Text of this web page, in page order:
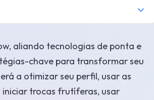
aliando tecnologias de ponta e
chave para transformar seu
a otimizar seu perfil, usar as
trocas frutíferas, usar